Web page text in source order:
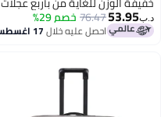
مزدوجة
د.ب‏53.95
76.47خصم 29%
احصل عليه خلال17 اغسطس